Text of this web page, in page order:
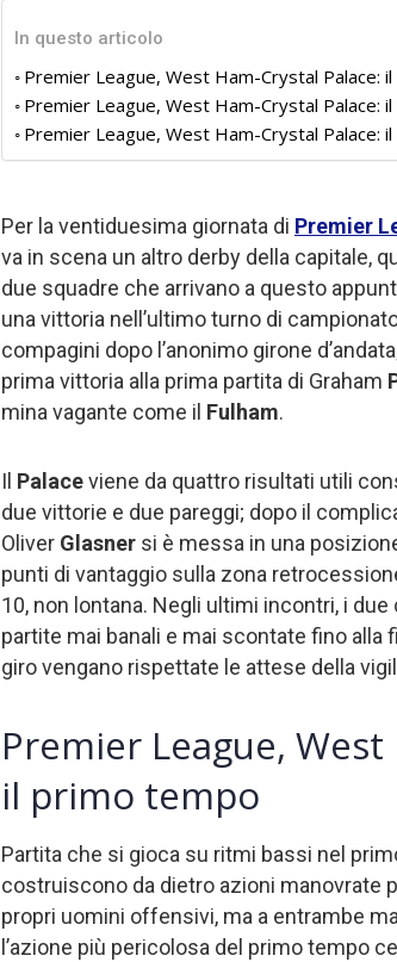
In questo articolo
Premier League, West Ham-Crystal Palace:
Premier League, West Ham-Crystal Palace:
Premier League, West Ham-Crystal Palace:
Per la ventiduesima giornata di Premier
va in scena un altro derby della capitale,
due squadre che arrivano a questo
una vittoria nell’ultimo turno di
compagini dopo l’anonimo girone
prima vittoria alla prima partita di Graham
mina vagante come il Fulham.
Il Palaceviene da quattro risultati utili
due vittorie e due pareggi; dopo il
Oliver Glasner si è messa in una
punti di vantaggio sulla zona
10, non lontana. Negli ultimi incontri, i
partite mai banali e mai scontate fino alla
giro vengano rispettate le attese della
Premier League,
il primo tempo
Partita che si gioca su ritmi bassi nel
costruiscono da dietro azioni manovrate
propri uomini offensivi, ma a entrambe
l’azione più pericolosa del primo tempo ce